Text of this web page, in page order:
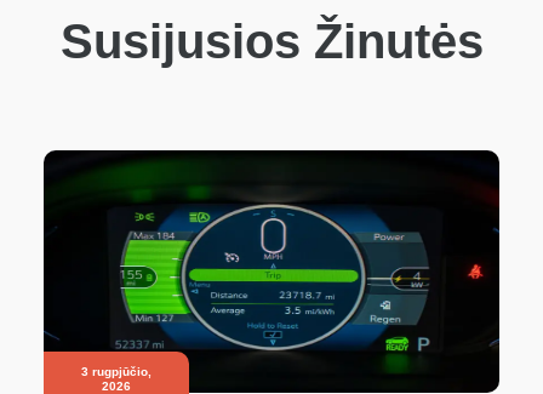
Susijusios Žinutės
3 rugpjūčio,
2026